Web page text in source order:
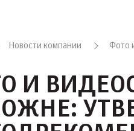
Новости компании Фото
И